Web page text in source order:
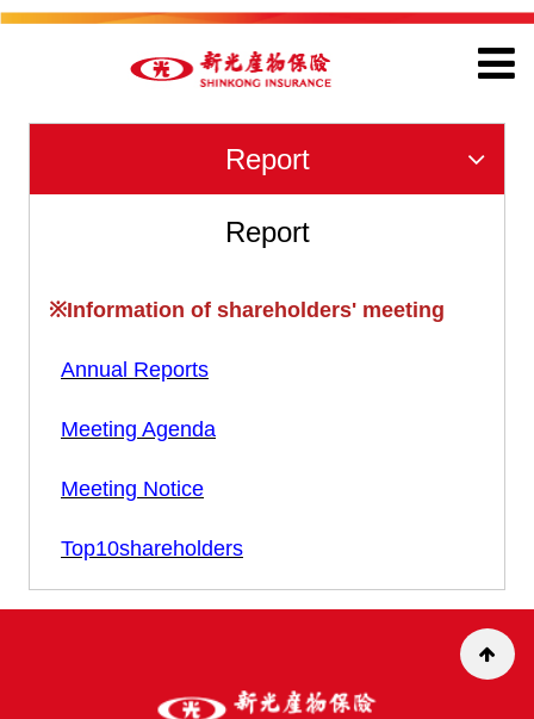
Report
Report
※Information of shareholders' meeting
Annual Reports
Meeting Agenda
Meeting Notice
Top10shareholders